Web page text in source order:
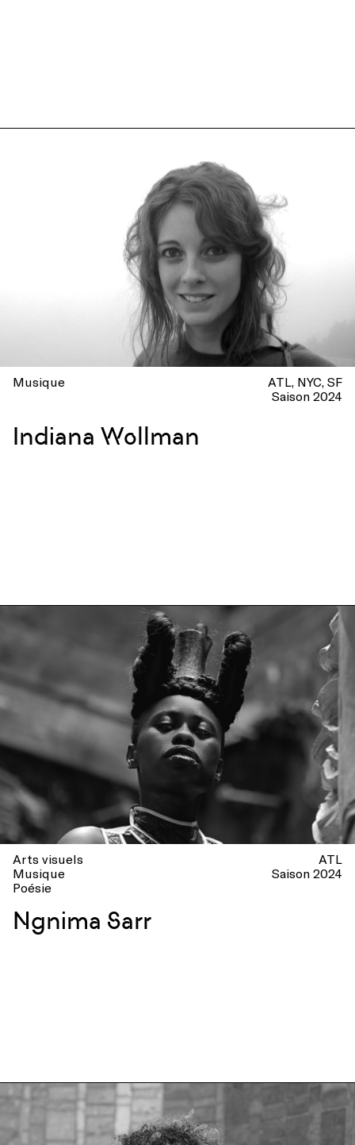
Musique ATL NYC SF
Saison 2024
Indiana Wollman
Arts visuels
Musique
Poésie
ATL
Saison 2024
Ngnima Sarr